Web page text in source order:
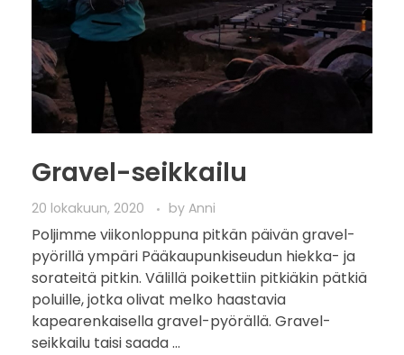
Gravel-seikkailu
20 lokakuun, 2020 by Anni
Poljimme viikonloppuna pitkän päivän gravel-
pyörillä ympäri Pääkaupunkiseudun hiekka- ja
sorateitä pitkin. Välillä poikettiin pitkiäkin pätkiä
poluille, jotka olivat melko haastavia
kapearenkaisella gravel-pyörällä. Gravel-
seikkailu taisi saada ...